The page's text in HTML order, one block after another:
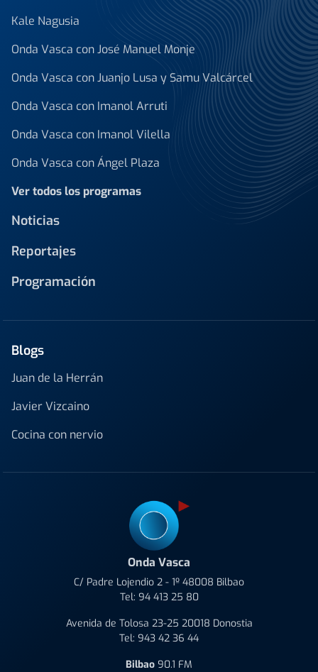
Kale Nagusia
Onda Vasca con José Manuel Monje
Onda Vasca con Juanjo Lusa y Samu Valcárcel
Onda Vasca con Imanol Arruti
Onda Vasca con Imanol Vilella
Onda Vasca con Ángel Plaza
Ver todos los programas
Noticias
Reportajes
Programación
Blogs
Juan de la Herrán
Javier Vizcaino
Cocina con nervio
Onda Vasca
C/ Padre Lojendio 2 - 1º 48008 Bilbao
Tel: 94 413 25 80
Avenida de Tolosa 23-25 20018 Donostia
Tel: 943 42 36 44
Bilbao 90.1 FM